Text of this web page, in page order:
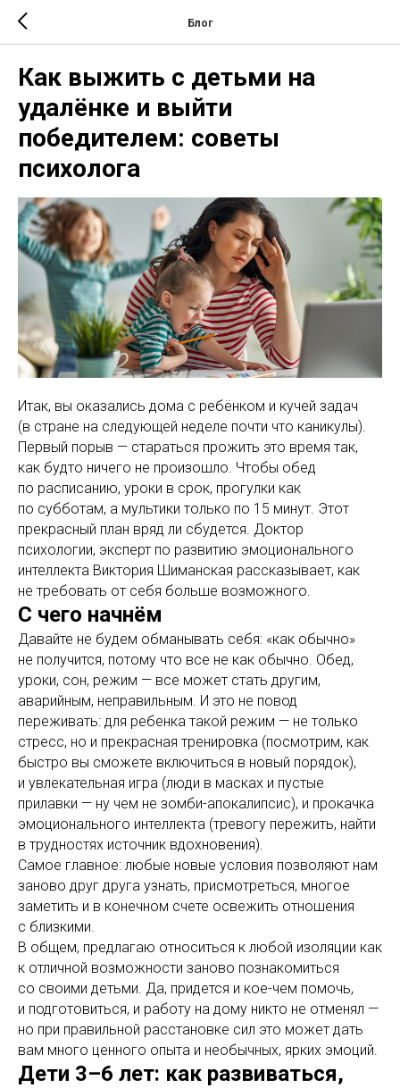
Блог
Как выжить с детьми на
удалёнке и выйти
победителем: советы
психолога
Итак, вы оказались дома с ребёнком и кучей задач
(в стране на следующей неделе почти что каникулы).
Первый порыв — стараться прожить это время так,
как будто ничего не произошло. Чтобы обед
по расписанию, уроки в срок, прогулки как
по субботам, а мультики только по 15 минут. Этот
прекрасный план вряд ли сбудется. Доктор
психологии, эксперт по развитию эмоционального
интеллекта Виктория Шиманская рассказывает, как
не требовать от себя больше возможного.
С чего начнём
Давайте не будем обманывать себя: «как обычно»
не получится, потому что все не как обычно. Обед,
уроки, сон, режим — все может стать другим,
аварийным, неправильным. И это не повод
переживать: для ребенка такой режим — не только
стресс, но и прекрасная тренировка (посмотрим, как
быстро вы сможете включиться в новый порядок),
и увлекательная игра (люди в масках и пустые
прилавки — ну чем не зомби-апокалипсис), и прокачка
эмоционального интеллекта (тревогу пережить, найти
в трудностях источник вдохновения).
Самое главное: любые новые условия позволяют нам
заново друг друга узнать, присмотреться, многое
заметить и в конечном счете освежить отношения
с близкими.
В общем, предлагаю относиться к любой изоляции как
к отличной возможности заново познакомиться
со своими детьми. Да, придется и кое-чем помочь,
и подготовиться, и работу на дому никто не отменял —
но при правильной расстановке сил это может дать
вам много ценного опыта и необычных, ярких эмоций.
Дети 3–6 лет: как развиваться,